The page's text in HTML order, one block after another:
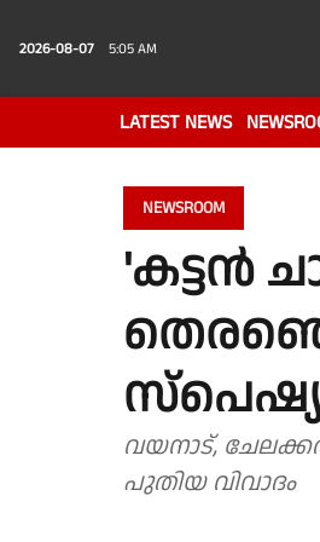
2026-08-07 5:05 AM
LATEST NEWS
NEWSROOM
'കട്ടന്‍
വയനാട്,
പുതിയ വിവാദം